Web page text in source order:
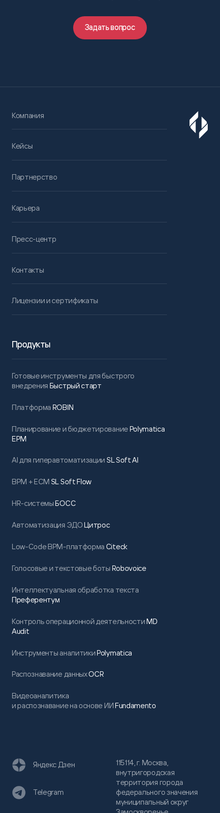
Задать вопрос
Компания
Кейсы
Партнерство
Карьера
Пресс-центр
Контакты
Лицензии и сертификаты
Продукты
Готовые инструменты для быстрого
внедрения Быстрый старт
Платформа ROBIN
Планирование и бюджетированиеPolymatica
EPM
AI для гиперавтоматизации SL Soft AI
BPM + ECM SL Soft Flow
HR-системыБОСС
Автоматизация ЭДОЦитрос
Low-Code BPM-платформа Citeck
Голосовые и текстовые боты Robovoice
Интеллектуальная обработка текста
Преферентум
Контроль операционной деятельностиMD
Audit
Инструменты аналитикиPolymatica
Распознавание данныхOCR
Видеоаналитика
и распознавание на основе ИИFundamento
115114, г. Москва,
внутригородская
территория города
федерального значения
муниципальный округ
Яндекс Дзен
Telegram